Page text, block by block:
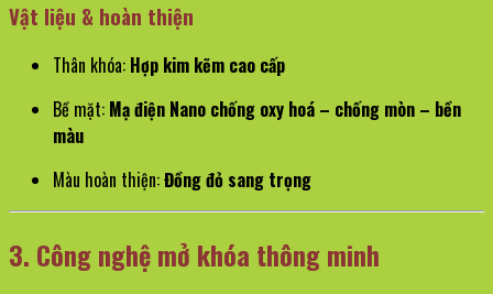
Vật liệu & hoàn thiện
Thân khóa: Hợp kim kẽm cao cấp
Bề mặt: Mạ điện Nano chống oxy hoá – chống mòn – bền
màu
Màu hoàn thiện:Đồng đỏ sang trọng
3. Công nghệ mở khóa thông minh